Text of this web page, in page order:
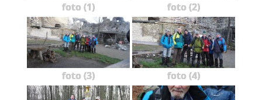
foto (1) foto (2)
foto (3) foto (4)